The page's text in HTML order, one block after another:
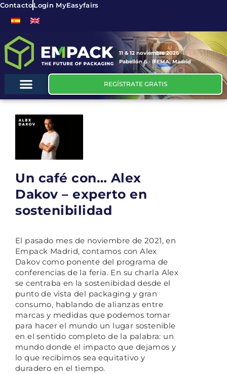
ContactoLogin MyEasyfairs
11 & 12 noviembre 2026
Pabellón 6 - IFEMA, Madrid
REGÍSTRATE GRATIS
Un café con… Alex
Dakov – experto en
sostenibilidad
El pasado mes de noviembre de 2021, en
Empack Madrid, contamos con Alex
Dakov como ponente del programa de
conferencias de la feria. En su charla Alex
se centraba en la sostenibidad desde el
punto de vista del packaging y gran
consumo, hablando de alianzas entre
marcas y medidas que podemos tomar
para hacer el mundo un lugar sostenible
en el sentido completo de la palabra: un
mundo donde el impacto que dejamos y
lo que recibimos sea equitativo y
duradero en el tiempo.